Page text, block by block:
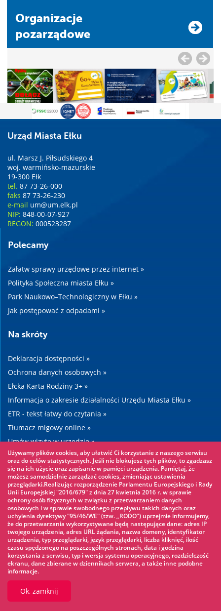
Organizacje
pozarządowe
Urząd Miasta Ełku
ul. Marsz J. Piłsudskiego 4
woj. warmińsko-mazurskie
19-300 Ełk
tel. 87 73-26-000
faks 87 73-26-230
e-mail um@um.elk.pl
NIP: 848-00-07-927
REGON: 000523287
Polecamy
Załatw sprawy urzędowe przez internet »
Polityka Społeczna miasta Ełku »
Park Naukowo–Technologiczny w Ełku »
Jak postępować z odpadami »
Na skróty
Deklaracja dostępności »
Ochrona danych osobowych »
Ełcka Karta Rodziny 3+ »
Informacja o zakresie działalności Urzędu Miasta Ełku »
ETR - tekst łatwy do czytania »
Tłumacz migowy online »
Umów wizytę w urzędzie »
Drogi »
Warto zobaczyć
Park linowy »
Park Wodny »
Lodowisko »
KINOECK »
Muzeum »
© 2026 UM Ełk
Używamy plików cookies, aby ułatwić Ci korzystanie z naszego serwisu
oraz do celów statystycznych. Jeśli nie blokujesz tych plików, to zgadzasz
się na ich użycie oraz zapisanie w pamięci urządzenia. Pamiętaj, że
możesz samodzielnie zarządzać cookies, zmieniając ustawienia
przeglądarki.Realizując rozporządzenie Parlamentu Europejskiego i Rady
Unii Europejskiej "2016/679" z dnia 27 kwietnia 2016 r. w sprawie
ochrony osób fizycznych w związku z przetwarzaniem danych
osobowych i w sprawie swobodnego przepływu takich danych oraz
uchylenia dyrektywy "95/46/WE" (tzw. „RODO”) uprzejmie informujemy,
że do przetwarzania wykorzystywane będą następujące dane: adres IP
twojego urządzenia, adres URL żądania, nazwa domeny, identyfikator
urządzenia, typ przeglądarki, język przeglądarki, liczba kliknięć, ilość
czasu spędzonego na poszczególnych stronach, data i godzina
korzystania z serwisu, typ i wersja systemu operacyjnego, rozdzielczość
ekranu, dane zbierane w dziennikach serwera, a także inne podobne
informacje.
Ok, zamknij